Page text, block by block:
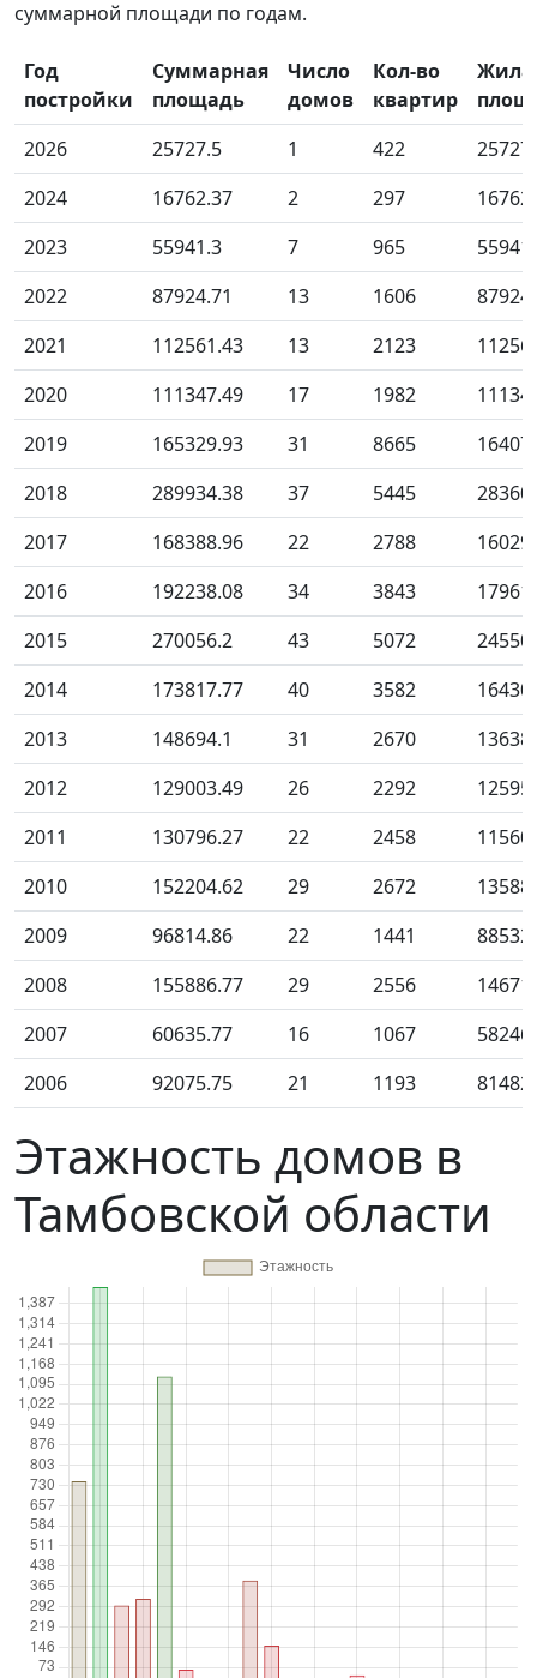
суммарной площади по годам.
Год
постройки
Суммарная
площадь
Число
домов
Кол-во
квартир
2026
25727.5 1 422
2024
16762.37 2 297
2023
55941.3 7 965
2022
87924.71 13 1606
2021
112561.43 13 2123
2020
111347.49 17 1982
2019
165329.93 31 8665
2018
289934.38 37 5445
2017
168388.96 22 2788
2016
192238.08 34 3843
2015
270056.2 43 5072
2014
173817.77 40 3582
2013
148694.1 31 2670
2012
129003.49 26 2292
2011
130796.27 22 2458
2010
152204.62 29 2672
2009
96814.86 22 1441
2008
155886.77 29 2556
2007
60635.77 16 1067
2006
92075.75 21 1193
Этажность домов в
Тамбовской области